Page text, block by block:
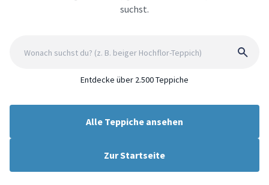
suchst.
Entdecke über 2.500 Teppiche
Alle Teppiche ansehen
Zur Startseite